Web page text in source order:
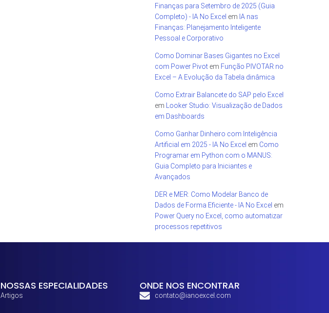
Finanças para Setembro de 2025 (Guia
Completo) - IA No Excel em IA nas
Finanças: Planejamento Inteligente
Pessoal e Corporativo
Como Dominar Bases Gigantes no Excel
com Power Pivot em Função PIVOTAR no
Excel – A Evolução da Tabela dinâmica
Como Extrair Balancete do SAP pelo Excel
em Looker Studio: Visualização de Dados
em Dashboards
Como Ganhar Dinheiro com Inteligência
Artificial em 2025 - IA No Excel em Como
Programar em Python com o MANUS:
Guia Completo para Iniciantes e
Avançados
DER e MER: Como Modelar Banco de
Dados de Forma Eficiente - IA No Excel em
Power Query no Excel, como automatizar
processos repetitivos
NOSSAS ESPECIALIDADES
Artigos
ONDE NOS ENCONTRAR
contato@ianoexcel.com